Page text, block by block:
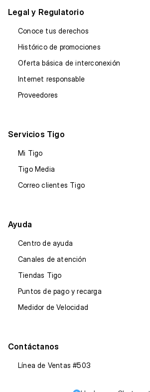
Legal y Regulatorio
Conoce tus derechos
Histórico de promociones
Oferta básica de interconexión
Internet responsable
Proveedores
Servicios Tigo
Mi Tigo
Tigo Media
Correo clientes Tigo
Ayuda
Centro de ayuda
Canales de atención
Tiendas Tigo
Puntos de pago y recarga
Medidor de Velocidad
Contáctanos
Línea de Ventas #503